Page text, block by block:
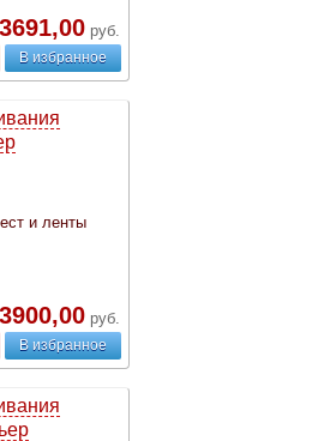
3691,00 руб.
В избранное
и ленты
3900,00 руб.
В избранное